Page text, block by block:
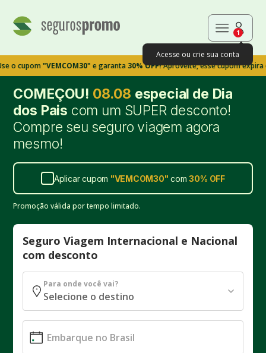
1
Acesse ou crie sua conta
"VEMCOM30"e garanta30% OFF!Aproveite, esse cupom expira em
COMEÇOU! 08.08 especial de Dia
dos Pais com um SUPER desconto!
Compre seu seguro viagem agora
mesmo!
Aplicar cupom "VEMCOM30" com30% OFF
Promoção válida por tempo limitado.
Seguro Viagem Internacional e Nacional
com desconto
Para onde você vai?